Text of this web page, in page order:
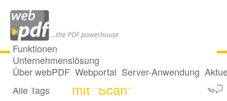
Funktionen
Unternehmenslösung
Über webPDF Webportal Server-Anwendung
Alle Beiträge
Alle Tags
2 Posts getaggt
mit "Scan"